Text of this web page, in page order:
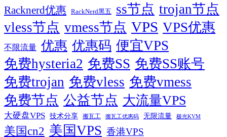
Racknerd优惠 RackNerd黑五 ss节点 trojan节点
vless节点 vmess节点 VPS VPS优惠
不限流量 优惠 优惠码 便宜VPS
免费hysteria2 免费SS 免费SS账号
免费trojan 免费vless 免费vmess
免费节点 公益节点 大流量VPS
大硬盘VPS 技术分享 搬瓦工 搬瓦工优惠码 无限流量 极光KVM
美国cn2 美国VPS 香港VPS